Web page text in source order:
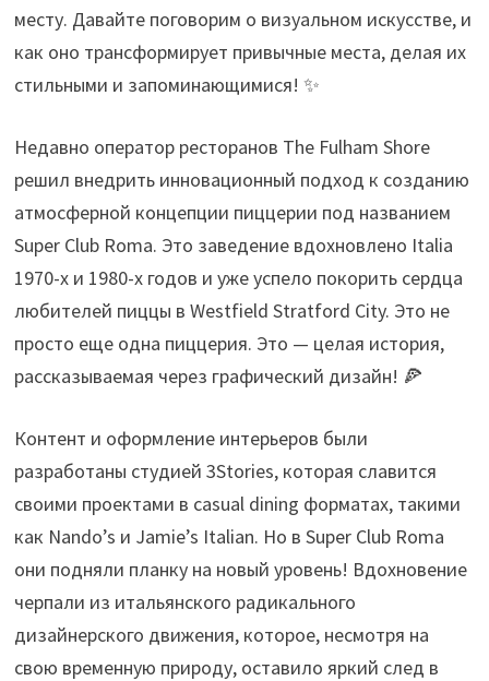
месту. Давайте поговорим о визуальном искусстве, и
как оно трансформирует привычные места, делая их
стильными и запоминающимися! ✨
Недавно оператор ресторанов The Fulham Shore
решил внедрить инновационный подход к созданию
атмосферной концепции пиццерии под названием
Super Club Roma. Это заведение вдохновлено Italia
1970-х и 1980-х годов и уже успело покорить сердца
любителей пиццы в Westfield Stratford City. Это не
просто еще одна пиццерия. Это — целая история,
рассказываемая через графический дизайн! 🍕
Контент и оформление интерьеров были
разработаны студией 3Stories, которая славится
своими проектами в casual dining форматах, такими
как Nando’s и Jamie’s Italian. Но в Super Club Roma
они подняли планку на новый уровень! Вдохновение
черпали из итальянского радикального
дизайнерского движения, которое, несмотря на
свою временную природу, оставило яркий след в